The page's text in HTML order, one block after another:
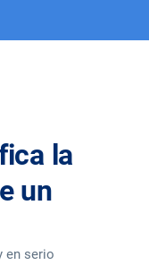
la
un
en serio